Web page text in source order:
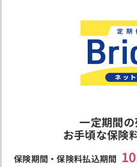
一定期間
お手頃な保険
保険期間・保険料払込期間 10